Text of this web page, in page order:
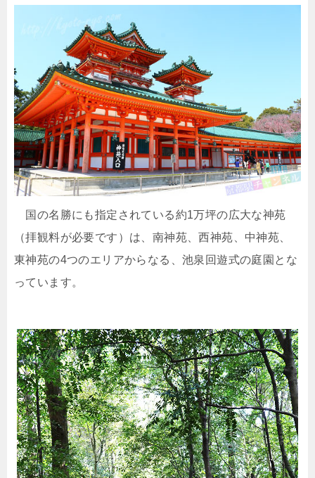
国の名勝にも指定されている約1万坪の広大な神苑
（拝観料が必要です）は、南神苑、西神苑、中神苑、
東神苑の4つのエリアからなる、池泉回遊式の庭園とな
っています。